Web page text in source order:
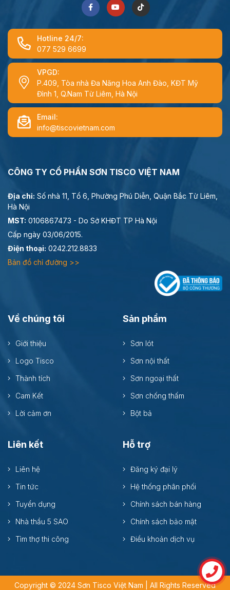
Hotline 24/7:
077 529 6699
VPGD:
P.409, Tòa nhà Đa Năng Hoa Anh Đào, KĐT Mỹ
Đình 1, Q.Nam Từ Liêm, Hà Nội
Email:
info@tiscovietnam.com
CÔNG TY CỔ PHẦN SƠN TISCO VIỆT NAM
Địa chỉ: Số nhà 11, Tổ 6, Phường Phú Diễn, Quận Bắc Từ Liêm,
Hà Nội
MST: 0106867473 - Do Sở KHĐT TP Hà Nội
Cấp ngày 03/06/2015.
Điện thoại: 0242.212.8833
Bản đồ chỉ đường >>
Về chúng tôi
Giới thiệu
Logo Tisco
Thành tích
Cam Kết
Lời cảm ơn
Sản phẩm
Sơn lót
Sơn nội thất
Sơn ngoại thất
Sơn chống thấm
Bột bả
Liên kết
Liên hệ
Tin tức
Tuyển dụng
Nhà thầu 5 SAO
Tìm thợ thi công
Hỗ trợ
Đăng ký đại lý
Hệ thống phân phối
Chính sách bán hàng
Chính sách bảo mật
Điều khoản dịch vụ
Copyright © 2024 Sơn Tisco Việt Nam | All Rights Reserved